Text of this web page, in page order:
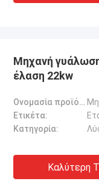
Μηχανή
έλαση 22kw
Ονομασία προϊόντος:
Ετικέτα:
Κατηγορία:
Καλύτερη